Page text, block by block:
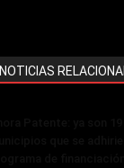
NOTICIAS